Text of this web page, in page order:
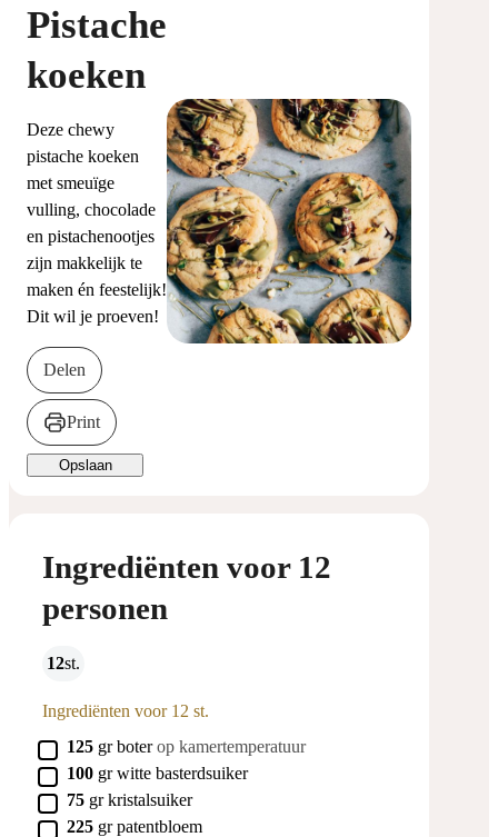
Pistache
koeken
Deze chewy
pistache koeken
met smeuïge
vulling, chocolade
en pistachenootjes
zijn makkelijk te
maken én feestelijk!
Dit wil je proeven!
Delen
Print
Opslaan
Ingrediënten voor 12
personen
12 st.
Ingrediënten voor 12 st.
▢
125 gr boter op kamertemperatuur
▢
100 gr witte basterdsuiker
▢
75 gr kristalsuiker
▢
225 gr patentbloem